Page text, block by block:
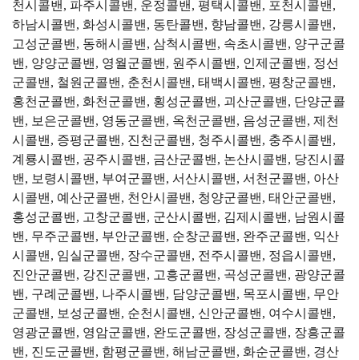
천시콜밴, 파주시콜밴, 운정콜밴, 평택시콜밴, 포천시콜밴,
하남시콜밴, 화성시콜밴, 동탄콜밴, 향남콜밴, 강릉시콜밴,
고성군콜밴, 동해시콜밴, 삼척시콜밴, 속초시콜밴, 양구군콜
밴, 양양군콜밴, 영월군콜밴, 원주시콜밴, 인제군콜밴, 정선
군콜밴, 철원군콜밴, 춘천시콜밴, 태백시콜밴, 평창군콜밴,
홍천군콜밴, 화천군콜밴, 횡성군콜밴, 괴산군콜밴, 단양군콜
밴, 보은군콜밴, 영동군콜밴, 옥천군콜밴, 음성군콜밴, 제천
시콜밴, 증평군콜밴, 진천군콜밴, 청주시콜밴, 충주시콜밴,
계룡시콜밴, 공주시콜밴, 금산군콜밴, 논산시콜밴, 당진시콜
밴, 보령시콜밴, 부여군콜밴, 서산시콜밴, 서천군콜밴, 아산
시콜밴, 예산군콜밴, 천안시콜밴, 청양군콜밴, 태안군콜밴,
홍성군콜밴, 고창군콜밴, 군산시콜밴, 김제시콜밴, 남원시콜
밴, 무주군콜밴, 부안군콜밴, 순창군콜밴, 완주군콜밴, 익산
시콜밴, 임실군콜밴, 장수군콜밴, 전주시콜밴, 정읍시콜밴,
진안군콜밴, 강진군콜밴, 고흥군콜밴, 곡성군콜밴, 광양군콜
밴, 구례군콜밴, 나주시콜밴, 담양군콜밴, 목포시콜밴, 무안
군콜밴, 보성군콜밴, 순천시콜밴, 신안군콜밴, 여수시콜밴,
영광군콜밴, 영암군콜밴, 완도군콜밴, 장성군콜밴, 장흥군콜
밴, 진도군콜밴, 함평군콜밴, 해남군콜밴, 화순군콜밴, 경산